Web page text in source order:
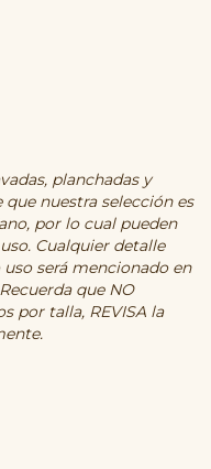
planchadas y
que nuestra selección es
por lo cual pueden
Cualquier detalle
será mencionado en
que NO
por talla, REVISA la